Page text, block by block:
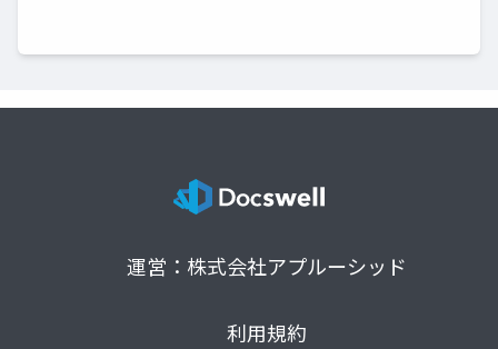
運営：株式会社アプルーシッド
利用規約